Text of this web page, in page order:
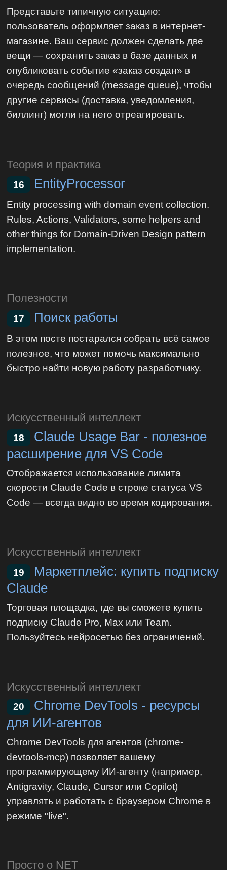
Представьте типичную ситуацию:
пользователь оформляет заказ в интернет-
магазине. Ваш сервис должен сделать две
вещи — сохранить заказ в базе данных и
опубликовать событие «заказ создан» в
очередь сообщений (message queue), чтобы
другие сервисы (доставка, уведомления,
биллинг) могли на него отреагировать.
Теория и практика
16 EntityProcessor
Entity processing with domain event collection.
Rules, Actions, Validators, some helpers and
other things for Domain-Driven Design pattern
implementation.
Полезности
17 Поиск работы
В этом посте постарался собрать всё самое
полезное, что может помочь максимально
быстро найти новую работу разработчику.
Искусственный интеллект
18
Claude Usage Bar - полезное
расширение для VS Code
Отображается использование лимита
скорости Claude Code в строке статуса VS
Code — всегда видно во время кодирования.
Искусственный интеллект
19
Маркетплейс: купить подписку
Claude
Торговая площадка, где вы сможете купить
подписку Claude Pro, Max или Team.
Пользуйтесь нейросетью без ограничений.
Искусственный интеллект
20
Chrome DevTools - ресурсы
для ИИ-агентов
Chrome DevTools для агентов (chrome-
devtools-mcp) позволяет вашему
программирующему ИИ-агенту (например,
Antigravity, Claude, Cursor или Copilot)
управлять и работать с браузером Chrome в
режиме "live".
Просто о NET